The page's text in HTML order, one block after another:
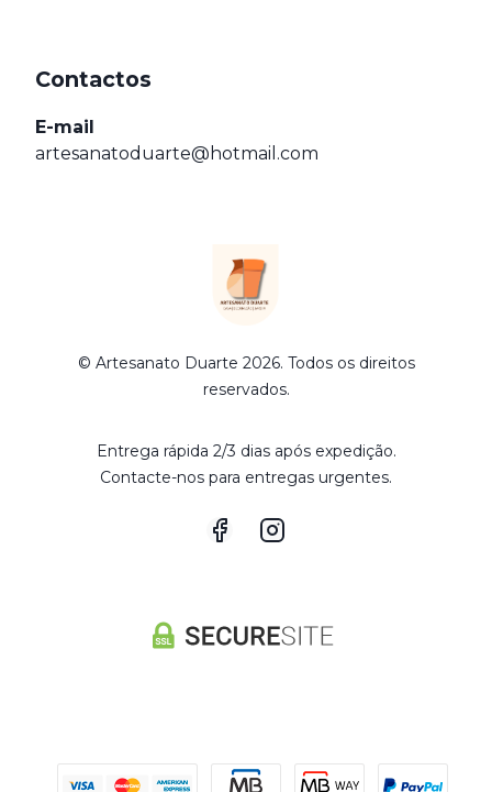
© Artesanato Duarte 2026. Todos os direitos
reservados.
Entrega rápida 2/3 dias após expedição.
Contacte-nos para entregas urgentes.
Contactos
E-mail
artesanatoduarte@hotmail.com